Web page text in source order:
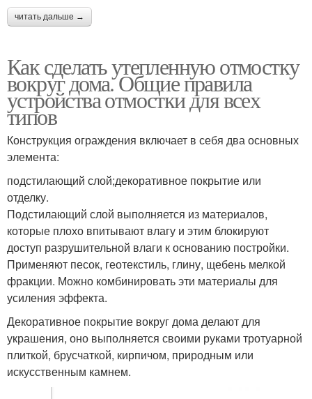
читать дальше →
Как сделать утепленную отмостку
вокруг дома. Общие правила
устройства отмостки для всех
типов
Конструкция ограждения включает в себя два основных
элемента:
подстилающий слой;декоративное покрытие или
отделку.
Подстилающий слой выполняется из материалов,
которые плохо впитывают влагу и этим блокируют
доступ разрушительной влаги к основанию постройки.
Применяют песок, геотекстиль, глину, щебень мелкой
фракции. Можно комбинировать эти материалы для
усиления эффекта.
Декоративное покрытие вокруг дома делают для
украшения, оно выполняется своими руками тротуарной
плиткой, брусчаткой, кирпичом, природным или
искусственным камнем.